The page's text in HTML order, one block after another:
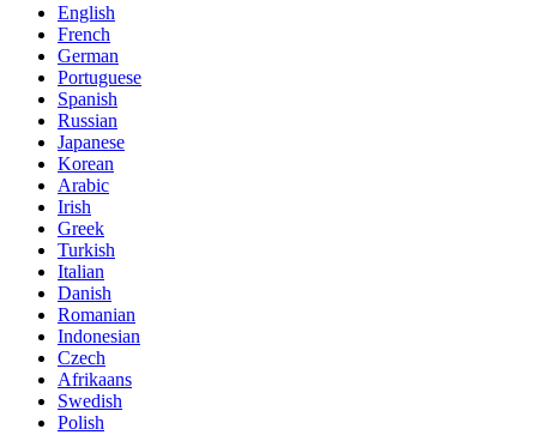
English
French
German
Portuguese
Spanish
Russian
Japanese
Korean
Arabic
Irish
Greek
Turkish
Italian
Danish
Romanian
Indonesian
Czech
Afrikaans
Swedish
Polish